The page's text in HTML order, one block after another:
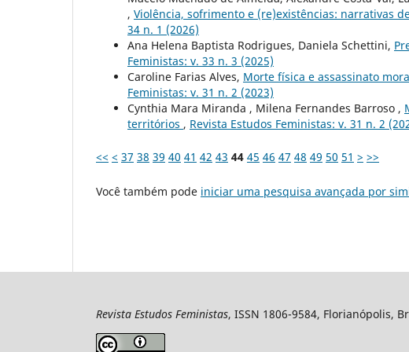
, Violência, sofrimento e (re)existências: narrativas
34 n. 1 (2026)
Ana Helena Baptista Rodrigues, Daniela Schettini,
Feministas: v. 33 n. 3 (2025)
Caroline Farias Alves, Morte física e assassinato
Feministas: v. 31 n. 2 (2023)
Cynthia Mara Miranda , Milena Fernandes Barroso ,
territórios , Revista Estudos Feministas: v. 31 n. 2
<< < 37 38 39 40 41 42 43 44 45 46 47 48 49 50 51 > >>
Você também pode iniciar uma pesquisa avançada por
Revista Estudos Feministas, ISSN 1806-9584, Florianópolis,